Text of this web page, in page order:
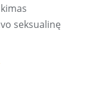
seksualinę